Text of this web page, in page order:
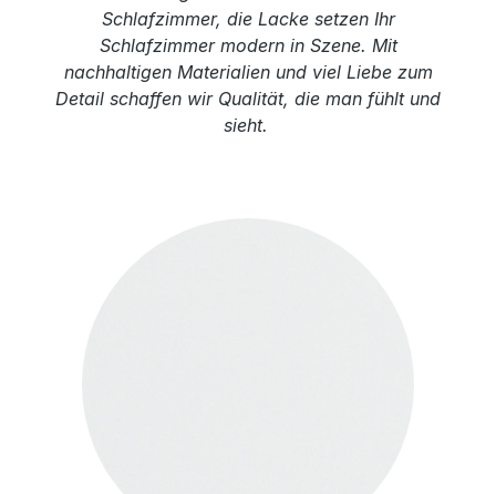
Schlafzimmer, die Lacke setzen Ihr
Schlafzimmer modern in Szene. Mit
nachhaltigen Materialien und viel Liebe zum
Detail schaffen wir Qualität, die man fühlt und
sieht.